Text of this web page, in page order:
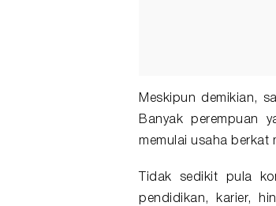
Meskipun demikian,
Banyak perempuan
memulai usaha berkat
Tidak sedikit pula
pendidikan, karier,